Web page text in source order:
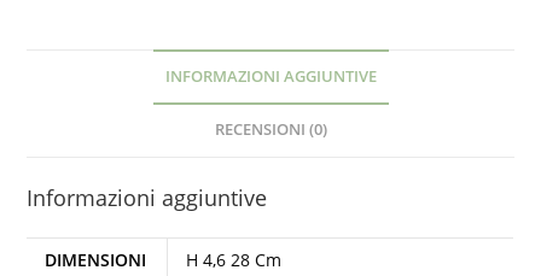
INFORMAZIONI AGGIUNTIVE
RECENSIONI (0)
Informazioni aggiuntive
DIMENSIONI
H 4,6 28 Cm